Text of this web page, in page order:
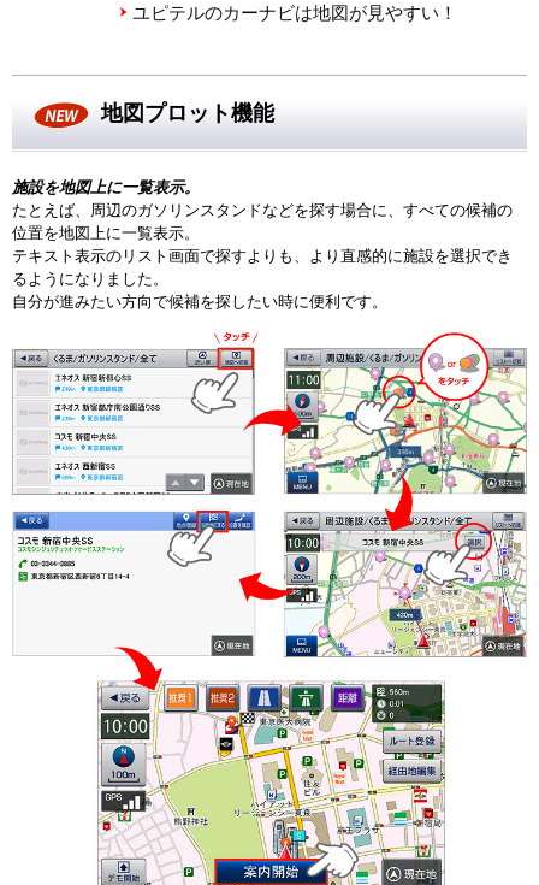
ユピテルのカーナビは地図が見やすい！
地図プロット機能
施設を地図上に一覧表示。
たとえば、周辺のガソリンスタンドなどを探す場合に、すべての候補の
位置を地図上に一覧表示。
テキスト表示のリスト画面で探すよりも、より直感的に施設を選択でき
るようになりました。
自分が進みたい方向で候補を探したい時に便利です。